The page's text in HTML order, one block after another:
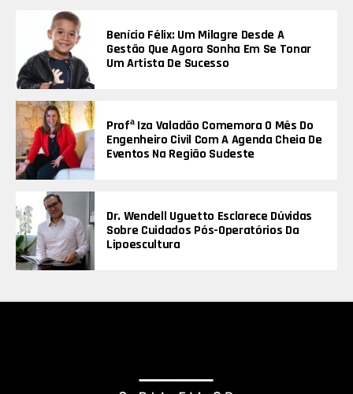
Benício Félix: Um Milagre Desde A
Gestão Que Agora Sonha Em Se Tonar
Um Artista De Sucesso
Profª Iza Valadão Comemora O Mês Do
Engenheiro Civil Com A Agenda Cheia De
Eventos Na Região Sudeste
Dr. Wendell Uguetto Esclarece Dúvidas
Sobre Cuidados Pós-Operatórios Da
Lipoescultura